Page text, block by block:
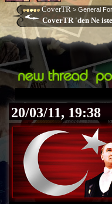
CoverTR > General
CoverTR 'den Ne
20/03/11, 19:38